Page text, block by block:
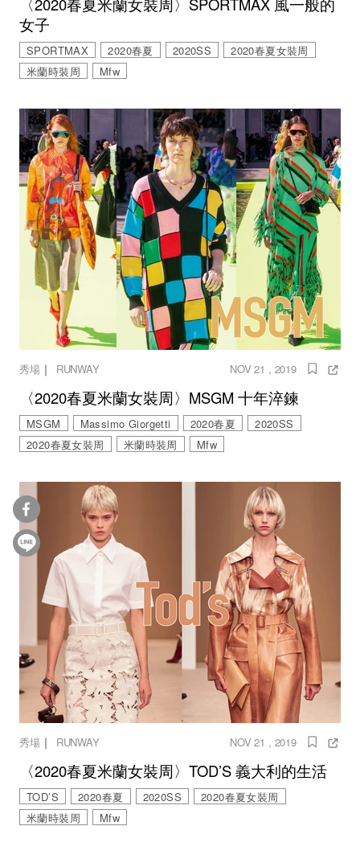
女子
SPORTMAX 2020春夏 2020SS
2020春夏女裝周
米蘭時裝周
Mfw
秀場 ｜ RUNWAY NOV 21 , 2019
〈2020春夏米蘭女裝周〉MSGM 十年淬鍊
MSGM Massimo Giorgetti 2020春夏
2020SS
2020春夏女裝周
米蘭時裝周 Mfw
秀場 ｜ RUNWAY NOV 21 , 2019
〈2020春夏米蘭女裝周〉TOD’S 義大利的生活
TOD’S 2020春夏 2020SS
2020春夏女裝周
米蘭時裝周
Mfw